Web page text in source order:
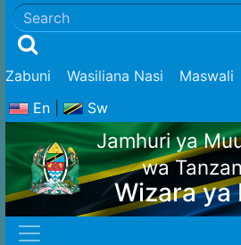
Zabuni Wasiliana Nasi Maswali
En
Sw
Jamhuri ya
wa
Wizara ya